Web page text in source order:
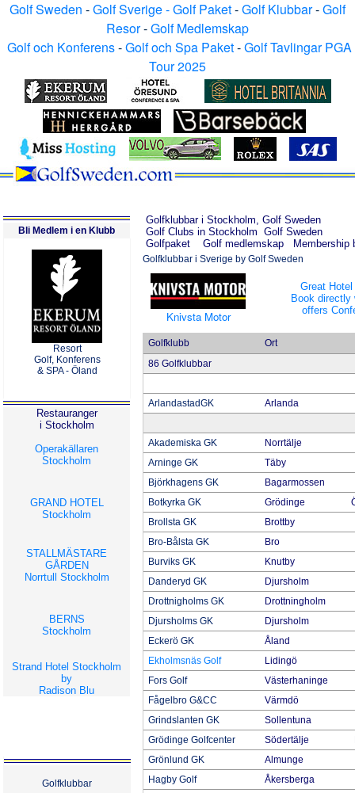
Golf Sweden -Golf Sverige - Golf Paket-Golf Klubbar-Golf
Resor-Golf Medlemskap
Golf och Konferens-Golf och Spa Paket-Golf Tavlingar PGA
Tour 2025
Bli Medlem i en Klubb
Resort
Golf, Konferens
& SPA - Öland
Restauranger
i Stockholm
Operakällaren
Stockholm
GRAND HOTEL
Stockholm
STALLMÄSTARE
GÅRDEN
Norrtull Stockholm
BERNS
Stockholm
Strand Hotel Stockholm
by
Radison Blu
Golfklubbar
Golfklubbar i Stockholm, Golf Sweden
Golf Clubs in Stockholm Golf Sweden
Golfpaket Golf medlemskap Membership
Golfklubbar i Sverige by Golf Sweden
Knivsta Motor
Great
Book directly
offers
Golfklubb
Ort
86 Golfklubbar
ArlandastadGK Arlanda
Akademiska GK
Norrtälje
Arninge GK
Täby
Björkhagens GK
Bagarmossen
Botkyrka GK
Grödinge
Brollsta GK
Brottby
Bro-Bålsta GK
Bro
Burviks GK
Knutby
Danderyd GK
Djursholm
Drottnigholms GK
Drottningholm
Djursholms GK
Djursholm
Eckerö GK
Åland
Ekholmsnäs Golf
Lidingö
Fors Golf
Västerhaninge
Fågelbro G&CC
Värmdö
Grindslanten GK
Sollentuna
Grödinge Golfcenter
Södertälje
Grönlund GK
Almunge
Hagby Golf
Åkersberga